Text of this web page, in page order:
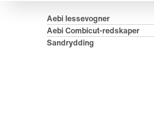
Aebi lessevogner
Aebi Combicut-redskaper
Sandrydding